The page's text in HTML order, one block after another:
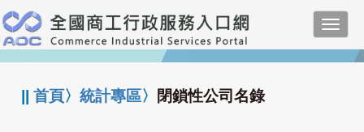
跳
到
主
要
:::
||首頁〉統計專區〉 閉鎖性公司名錄